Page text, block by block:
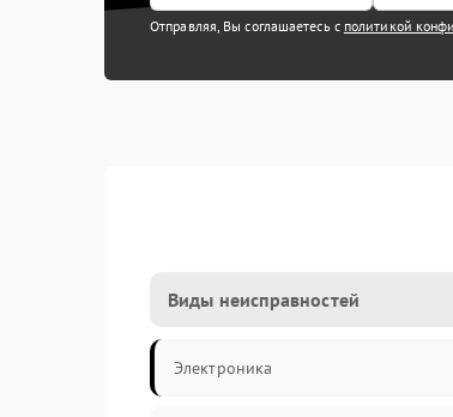
Отправляя, Вы соглашаетесь с политикой
Виды неисправностей
Электроника